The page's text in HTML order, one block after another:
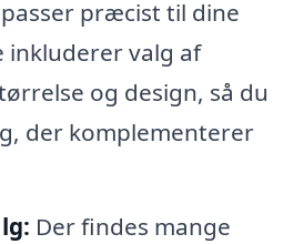
præcist til dine
inkluderer valg af
og design, så du
der komplementerer
Der findes mange